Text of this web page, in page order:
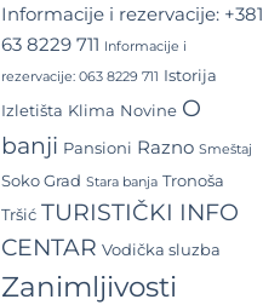
Informacije i rezervacije: +381
63 8229 711 Informacije i
rezervacije: 063 8229 711 Istorija
Izletišta Klima Novine O
banji Pansioni Razno Smeštaj
Soko Grad Stara banja Tronoša
Tršić TURISTIČKI INFO
CENTAR Vodička sluzba
Zanimljivosti